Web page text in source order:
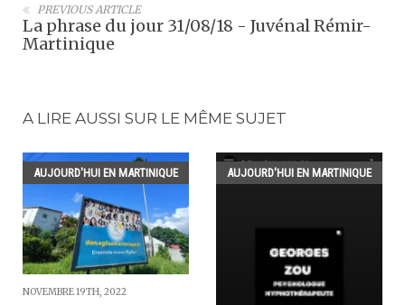
PREVIOUS ARTICLE
La phrase du jour 31/08/18 - Juvénal Rémir-
Martinique
A LIRE AUSSI SUR LE MÊME SUJET
AUJOURD'HUI EN MARTINIQUE
NOVEMBRE 19TH, 2022
AUJOURD'HUI EN MARTINIQUE